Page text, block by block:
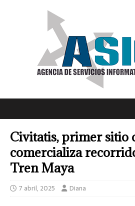
Civitatis, primer sitio
comercializa
Tren Maya
7 abril, 2025 Diana